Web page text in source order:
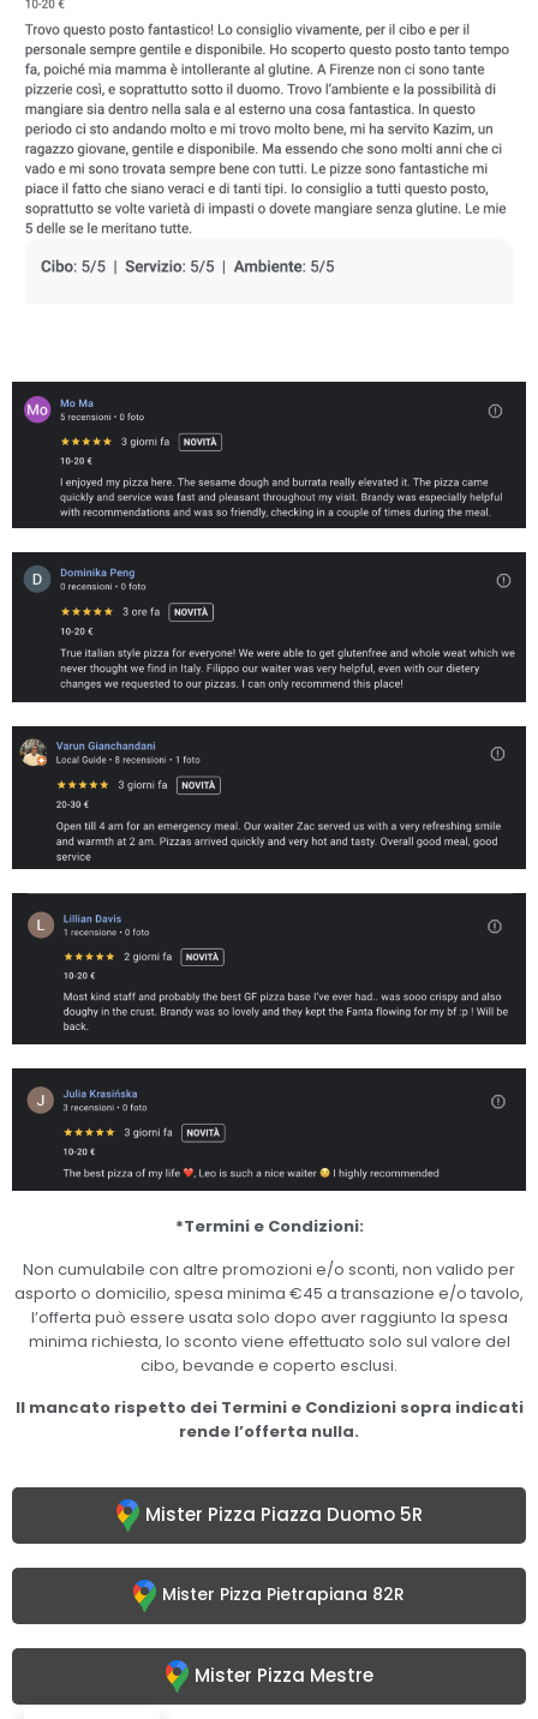
*Termini e Condizioni:
Non cumulabile con altre promozioni e/o sconti, non valido per
asporto o domicilio, spesa minima €45 a transazione e/o tavolo,
l’offerta può essere usata solo dopo aver raggiunto la spesa
minima richiesta, lo sconto viene effettuato solo sul valore del
cibo, bevande e coperto esclusi.
Il mancato rispetto dei Termini e Condizioni sopra indicati
rende l’offerta nulla.
Mister Pizza Piazza Duomo 5R
Mister Pizza Pietrapiana 82R
Mister Pizza Mestre